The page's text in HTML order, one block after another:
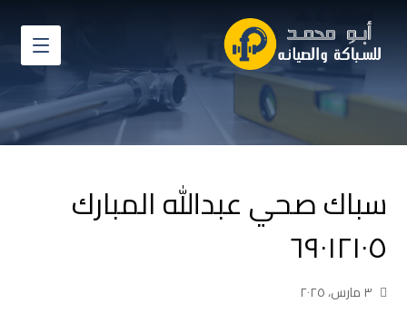
سباك صحي عبدالله المبارك
٦٩٠١٢١٠٥
٣ مارس، ٢٠٢٥